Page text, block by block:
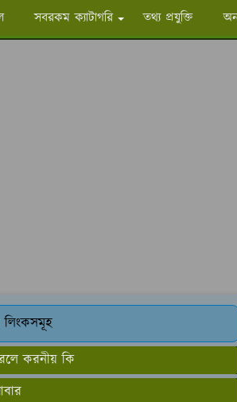
সবরকম ক্যাটাগরি তথ্য প্রযুক্তি
লিংকসমূহ
করনীয় কি